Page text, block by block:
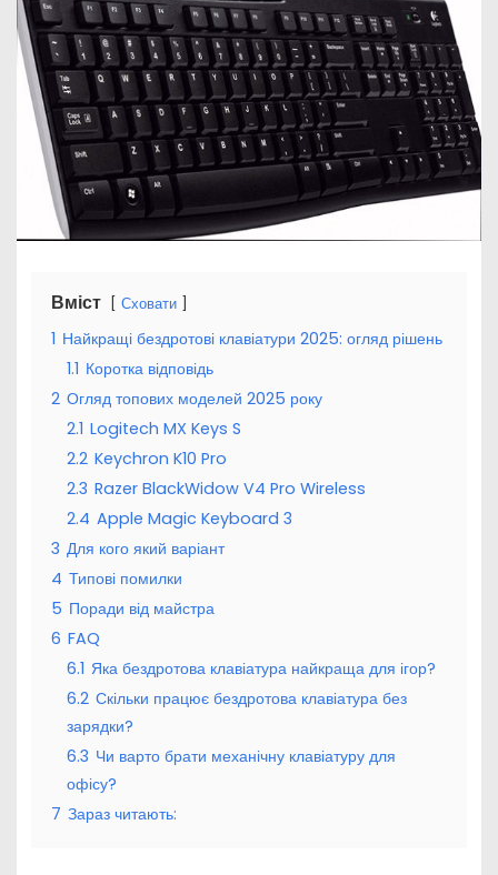
Вміст Сховати
1 Найкращі бездротові клавіатури 2025: огляд рішень
1.1 Коротка відповідь
2 Огляд топових моделей 2025 року
2.1 Logitech MX Keys S
2.2 Keychron K10 Pro
2.3 Razer BlackWidow V4 Pro Wireless
2.4 Apple Magic Keyboard 3
3 Для кого який варіант
4 Типові помилки
5 Поради від майстра
6 FAQ
6.1 Яка бездротова клавіатура найкраща для ігор?
6.2 Скільки працює бездротова клавіатура без
зарядки?
6.3 Чи варто брати механічну клавіатуру для
офісу?
7 Зараз читають: